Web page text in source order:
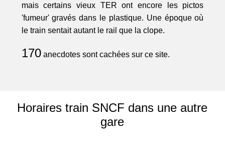
mais certains vieux TER ont encore les pictos
'fumeur' gravés dans le plastique. Une époque où
le train sentait autant le rail que la clope.
170anecdotes sont cachées sur ce site.
Horaires train SNCF dans une autre
gare